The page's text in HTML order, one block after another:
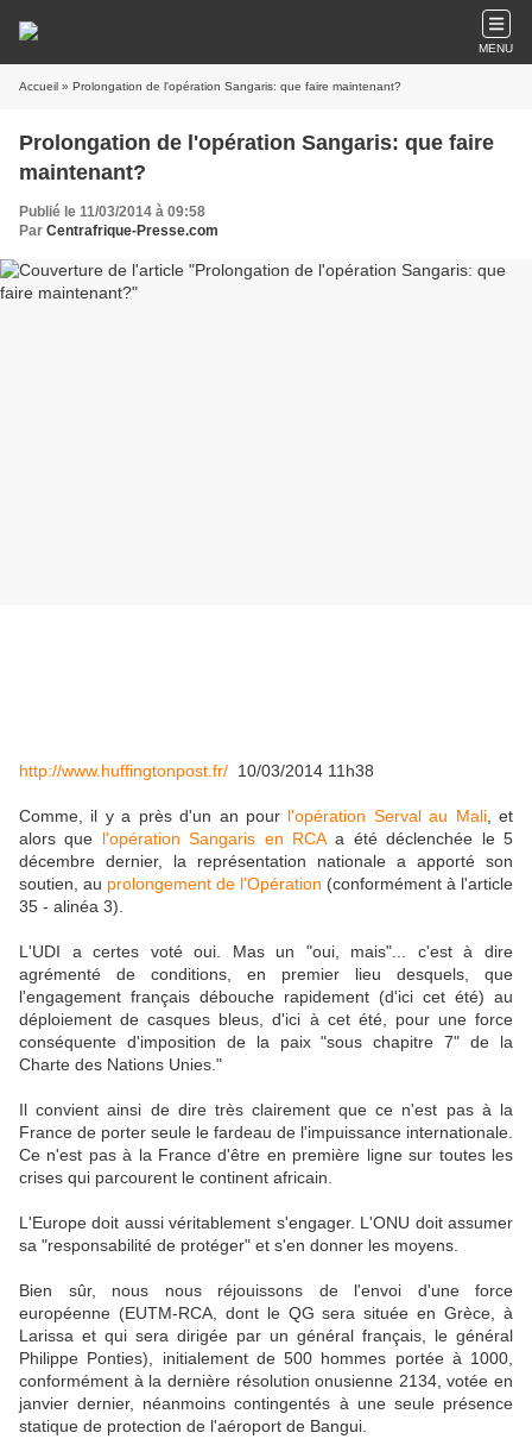
MENU
Accueil » Prolongation de l'opération Sangaris: que faire maintenant?
Prolongation de l'opération Sangaris: que faire
maintenant?
Publié le 11/03/2014 à 09:58
Par Centrafrique-Presse.com
http://www.huffingtonpost.fr/ 10/03/2014 11h38
Comme, il y a près d'un an pour l'opération Serval au Mali, et
alors que l'opération Sangaris en RCA a été déclenchée le 5
décembre dernier, la représentation nationale a apporté son
soutien, au prolongement de l'Opération (conformément à l'article
35 - alinéa 3).
L'UDI a certes voté oui. Mas un "oui, mais"... c'est à dire
agrémenté de conditions, en premier lieu desquels, que
l'engagement français débouche rapidement (d'ici cet été) au
déploiement de casques bleus, d'ici à cet été, pour une force
conséquente d'imposition de la paix "sous chapitre 7" de la
Charte des Nations Unies."
Il convient ainsi de dire très clairement que ce n'est pas à la
France de porter seule le fardeau de l'impuissance internationale.
Ce n'est pas à la France d'être en première ligne sur toutes les
crises qui parcourent le continent africain.
L'Europe doit aussi véritablement s'engager. L'ONU doit assumer
sa "responsabilité de protéger" et s'en donner les moyens.
Bien sûr, nous nous réjouissons de l'envoi d'une force
européenne (EUTM-RCA, dont le QG sera située en Grèce, à
Larissa et qui sera dirigée par un général français, le général
Philippe Ponties), initialement de 500 hommes portée à 1000,
conformément à la dernière résolution onusienne 2134, votée en
janvier dernier, néanmoins contingentés à une seule présence
statique de protection de l'aéroport de Bangui.